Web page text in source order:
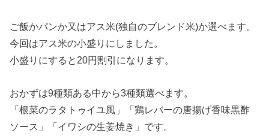
ご飯かパンか又はアス米(独自のブレンド米)か選べます。
今回はアス米の小盛りにしました。
小盛りにすると20円割引になります。
おかずは9種類ある中から3種類選べます。
「根菜のラタトゥイユ風」「鶏レバーの唐揚げ香味黒酢
ソース」「イワシの生姜焼き」です。